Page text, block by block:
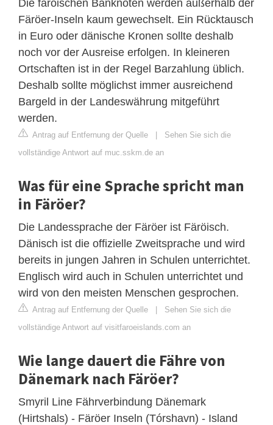
Die färöischen Banknoten werden außerhalb der
Färöer-Inseln kaum gewechselt. Ein Rücktausch
in Euro oder dänische Kronen sollte deshalb
noch vor der Ausreise erfolgen. In kleineren
Ortschaften ist in der Regel Barzahlung üblich.
Deshalb sollte möglichst immer ausreichend
Bargeld in der Landeswährung mitgeführt
werden.
Antrag auf Entfernung der Quelle | Sehen Sie sich die
vollständige Antwort auf muc.sskm.de an
Was für eine Sprache spricht man
in Färöer?
Die Landessprache der Färöer ist Färöisch.
Dänisch ist die offizielle Zweitsprache und wird
bereits in jungen Jahren in Schulen unterrichtet.
Englisch wird auch in Schulen unterrichtet und
wird von den meisten Menschen gesprochen.
Antrag auf Entfernung der Quelle | Sehen Sie sich die
vollständige Antwort auf visitfaroeislands.com an
Wie lange dauert die Fähre von
Dänemark nach Färöer?
​​Smyril Line Fährverbindung Dänemark
(Hirtshals) - Färöer Inseln (Tórshavn) - Island